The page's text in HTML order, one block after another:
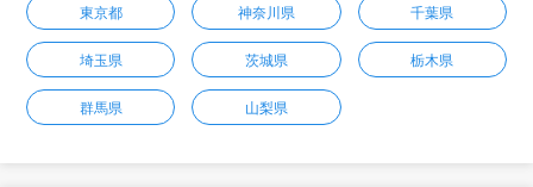
東京都 神奈川県 千葉県
埼玉県 茨城県 栃木県
群馬県 山梨県